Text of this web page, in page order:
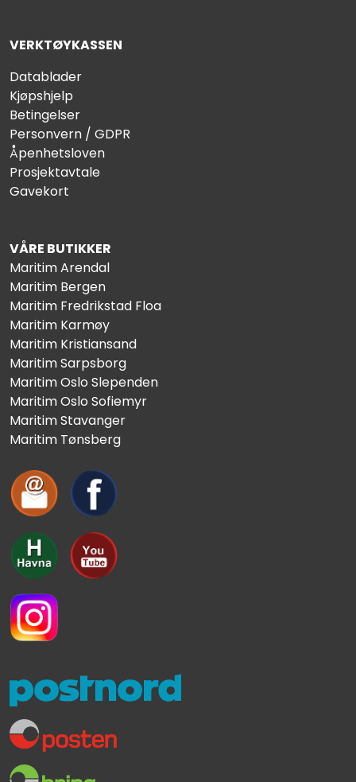
VERKTØYKASSEN
Datablader
Kjøpshjelp
Betingelser
Personvern / GDPR
Åpenhetsloven
Prosjektavtale
Gavekort
VÅRE BUTIKKER
Maritim Arendal
Maritim Bergen
Maritim Fredrikstad Floa
Maritim Karmøy
Maritim Kristiansand
Maritim Sarpsborg
Maritim Oslo Slependen
Maritim Oslo Sofiemyr
Maritim Stavanger
Maritim Tønsberg